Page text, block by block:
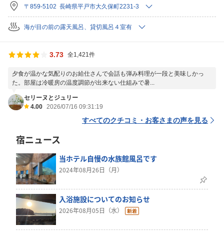
〒859-5102 長崎県平戸市大久保町2231-3
海が目の前の露天風呂、貸切風呂４室有
3.73 全1,421件
夕食が温かな気配りのお給仕さんで会話も弾み料理が一段と美味しかっ
た。部屋は冷暖房の温度調節が出来ない仕組みで暑...
セリーヌとジュリー
4.00 2026/07/16 09:31:19
すべてのクチコミ・お客さまの声を見る
宿ニュース
当ホテル自慢の水族館風呂です
2024年08月26日（月）
入浴施設についてのお知らせ
2026年08月05日（水）